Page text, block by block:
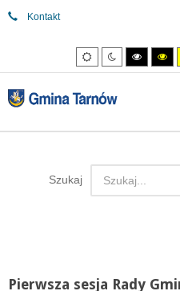
Kontakt
Tryb
domyślny
Tryb
nocny
Tryb
kontrastu
Szukaj
Pierwsza sesja Rady